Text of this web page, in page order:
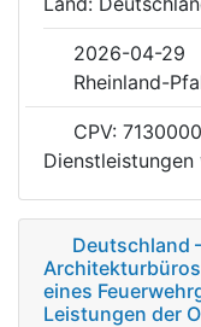
2026-04-29
Rheinland-
CPV:
Deutschland
eines
Leistungen der